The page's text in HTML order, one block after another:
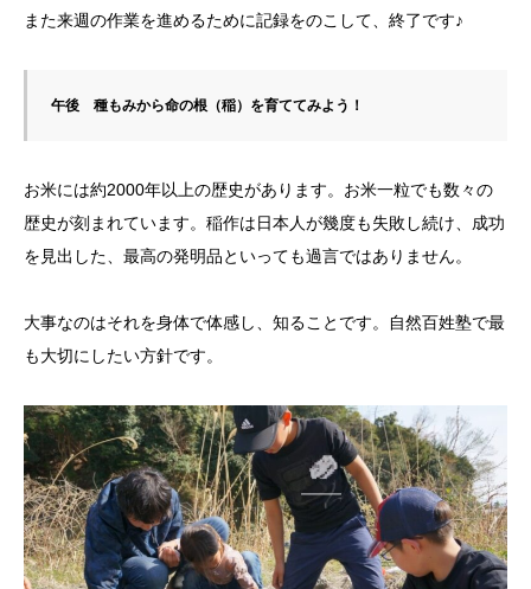
また来週の作業を進めるために記録をのこして、終了です♪
午後　種もみから命の根（稲）を育ててみよう！
お米には約2000年以上の歴史があります。お米一粒でも数々の
歴史が刻まれています。稲作は日本人が幾度も失敗し続け、成功
を見出した、最高の発明品といっても過言ではありません。
大事なのはそれを身体で体感し、知ることです。自然百姓塾で最
も大切にしたい方針です。